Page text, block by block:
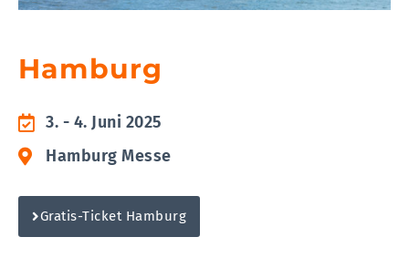
Hamburg
3. - 4. Juni 2025
Hamburg Messe
Gratis-Ticket Hamburg